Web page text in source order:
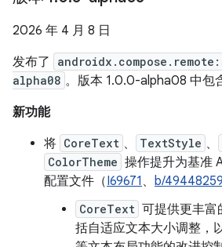
2026 年 4 月 8 日
发布了
alpha08 。版本 1.0.0-alpha08 中包
新功能
将 CoreText 、 TextStyle 、
ColorTheme 操作提升为基准
配置文件（I69671 、 b/
CoreText 可提供更丰富
括自适应文本大小调整，